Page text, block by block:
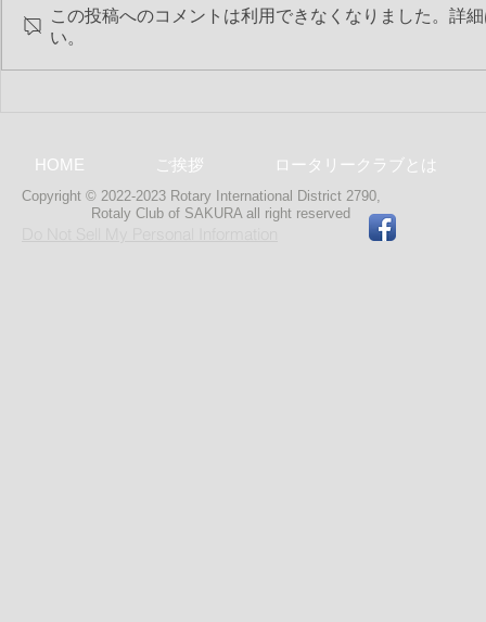
第2193回 8月夜間･納涼例会
義援金を寄
この投稿へのコメントは利用できなくなりました。詳
い。
HOME ご挨拶 ロータリークラブとは
Copyright © 2022-2023 Rotary International District 2790,
Rotaly Club of SAKURA all right reserved